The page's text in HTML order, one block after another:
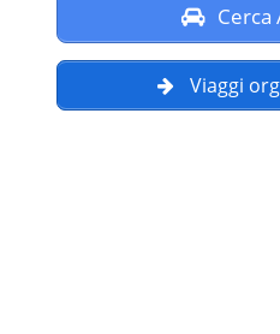
Cerca
Viaggi